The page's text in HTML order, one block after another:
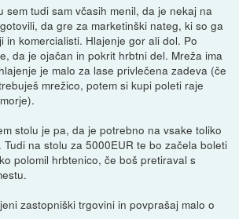
sem tudi sam včasih menil, da je nekaj na
da gre za marketinški nateg, ki so ga
in komercialisti. Hlajenje gor ali dol. Po
da je ojačan in pokrit hrbtni del. Mreža ima
je malo za lase privlečena zadeva (če
mrežico, potem si kupi poleti raje
stolu je pa, da je potrebno na vsake toliko
na stolu za 5000EUR te bo začela boleti
polomil hrbtenico, če boš pretiraval s
zastopniški trgovini in povprašaj malo o